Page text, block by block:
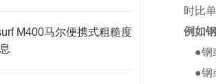
M400马尔便携式粗糙度
时比
例如
●钢
●钢